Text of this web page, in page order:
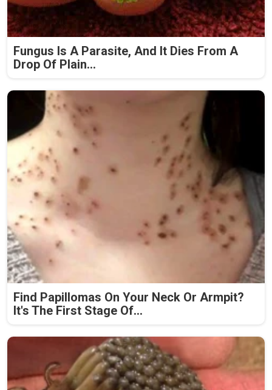
Fungus Is A Parasite, And It Dies From A
Drop Of Plain...
Find Papillomas On Your Neck Or Armpit?
It's The First Stage Of...